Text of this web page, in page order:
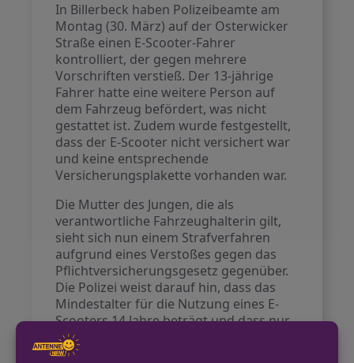
In Billerbeck haben Polizeibeamte am
Montag (30. März) auf der Osterwicker
Straße einen E-Scooter-Fahrer
kontrolliert, der gegen mehrere
Vorschriften verstieß. Der 13-jährige
Fahrer hatte eine weitere Person auf
dem Fahrzeug befördert, was nicht
gestattet ist. Zudem wurde festgestellt,
dass der E-Scooter nicht versichert war
und keine entsprechende
Versicherungsplakette vorhanden war.
Die Mutter des Jungen, die als
verantwortliche Fahrzeughalterin gilt,
sieht sich nun einem Strafverfahren
aufgrund eines Verstoßes gegen das
Pflichtversicherungsgesetz gegenüber.
Die Polizei weist darauf hin, dass das
Mindestalter für die Nutzung eines E-
Scooters 14 Jahre beträgt und dass nur
eine Person gleichzeitig befördert
werden darf. Außerdem unterliegen E-